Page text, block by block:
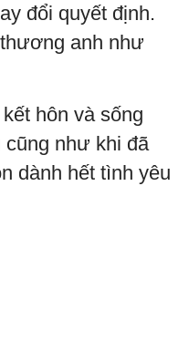
đổi quyết định.
anh như
hôn và sống
cũng như khi đã
dành hết tình yêu